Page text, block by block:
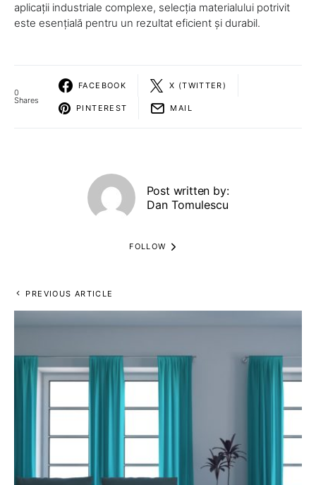
aplicații industriale complexe, selecția materialului potrivit
este esențială pentru un rezultat eficient și durabil.
0
Shares
FACEBOOK X (TWITTER)
PINTEREST MAIL
Post written by:
Dan Tomulescu
FOLLOW
PREVIOUS ARTICLE